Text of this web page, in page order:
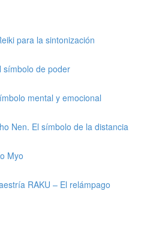
para la sintonización
símbolo de poder
mental y emocional
Nen. El símbolo de la distancia
Myo
RAKU – El relámpago